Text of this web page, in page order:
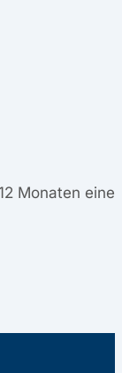
Monaten eine